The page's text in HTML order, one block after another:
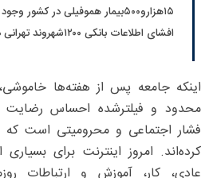
۱۵هزارو۵۰۰بیمار هموفیلی در کشور وجود دارد
افشای اطلاعات بانکی ۱۲۰۰شهروند تهرانی در یک غرفه میوه‌وتره‌بار
اینکه جامعه پس از هفته‌ها
محدود و فیلترشده احساس رضایت
فشار اجتماعی و محرومیتی است
کرده‌اند. امروز اینترنت برای
عادی، کار، آموزش و ارتباطات